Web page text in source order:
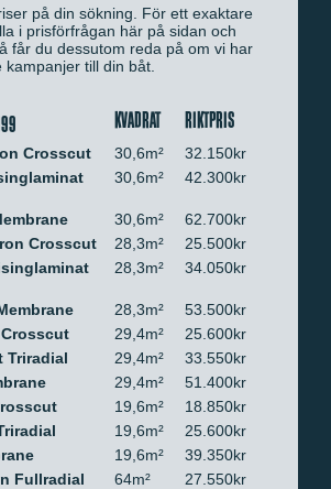
på din sökning. För ett exaktare
i prisförfrågan här på sidan och
får du dessutom reda på om vi har
till din båt.
KVADRAT RIKTPRIS
Crosscut 30,6m²
32.150kr
30,6m² 42.300kr
30,6m²
62.700kr
Crosscut
28,3m²
25.500kr
28,3m² 34.050kr
28,3m²
53.500kr
29,4m²
25.600kr
Triradial
29,4m²
33.550kr
29,4m²
51.400kr
19,6m²
18.850kr
19,6m²
25.600kr
19,6m²
39.350kr
Fullradial
64m²
27.550kr